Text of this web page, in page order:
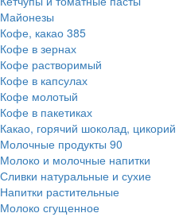
Майонезы
Кофе, какао 385
Кофе в зернах
Кофе растворимый
Кофе в капсулах
Кофе молотый
Кофе в пакетиках
Какао, горячий шоколад, цикорий
Молочные продукты 90
Молоко и молочные напитки
Сливки натуральные и сухие
Напитки растительные
Молоко сгущенное